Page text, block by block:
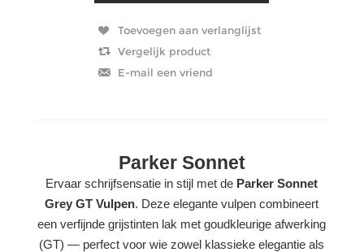
Parker Sonnet
Ervaar schrijfsensatie in stijl met de Parker Sonnet
Grey GT Vulpen. Deze elegante vulpen combineert
een verfijnde grijstinten lak met goudkleurige afwerking
(GT) — perfect voor wie zowel klas­sieke elegantie als